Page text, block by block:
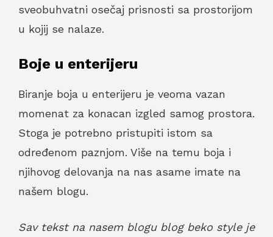
sveobuhvatni osečaj prisnosti sa prostorijom
u kojij se nalaze.
Boje u enterijeru
Biranje boja u enterijeru je veoma vazan
momenat za konacan izgled samog prostora.
Stoga je potrebno pristupiti istom sa
određenom paznjom. Više na temu boja i
njihovog delovanja na nas asame imate na
našem blogu.
Sav tekst na nasem blogu blog beko style je